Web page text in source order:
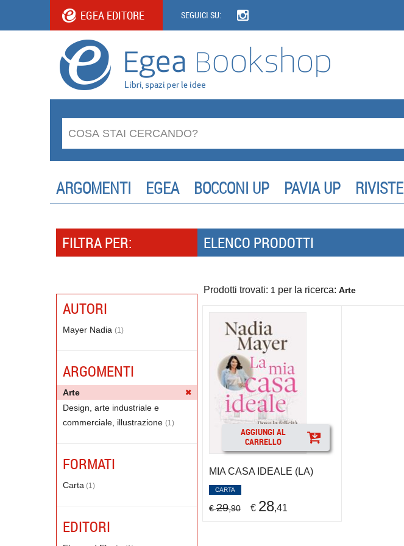
EGEA EDITORE SEGUICI SU:
ARGOMENTI EGEA BOCCONI UP PAVIA UP RIVISTE
FILTRA PER:
AUTORI
Mayer Nadia (1)
ARGOMENTI
Arte
Design, arte industriale e
commerciale, illustrazione (1)
FORMATI
Carta (1)
EDITORI
ELENCO PRODOTTI
Prodotti trovati: 1 per la ricerca: Arte
AGGIUNGI AL
CARRELLO
MIA CASA IDEALE (LA)
CARTA
€29,90 € 28,41